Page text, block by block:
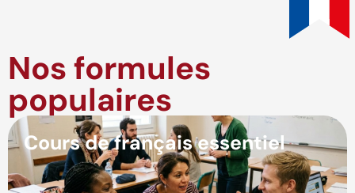
Nos formules
populaires
Cours de français essentiel